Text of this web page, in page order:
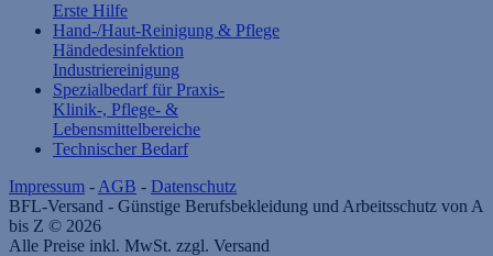
Erste Hilfe
Hand-/Haut-Reinigung & Pflege
Händedesinfektion
Industriereinigung
Spezialbedarf für Praxis-
Klinik-, Pflege- &
Lebensmittelbereiche
Technischer Bedarf
Impressum - AGB - Datenschutz
BFL-Versand - Günstige Berufsbekleidung und Arbeitsschutz von A
bis Z © 2026
Alle Preise inkl. MwSt. zzgl. Versand